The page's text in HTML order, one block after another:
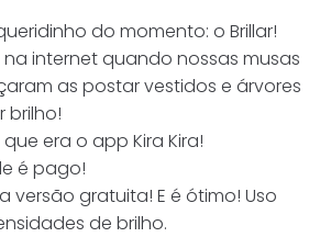
do momento: o Brillar!
internet quando nossas musas
as postar vestidos e árvores
brilho!
era o app Kira Kira!
é pago!
versão gratuita! E é ótimo! Uso
de brilho.